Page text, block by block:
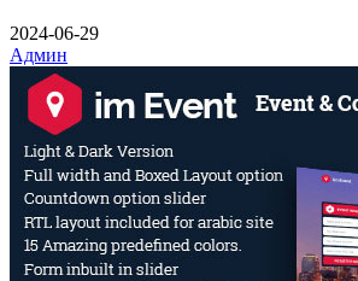
2024-06-29
Админ